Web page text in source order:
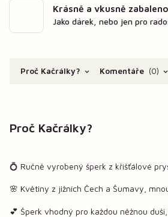
Krásně a vkusně zabaleno
Jako dárek, nebo jen pro
Proč Kačrálky? Komentáře 0
Proč Kačrálky?
💍 Ručně vyrobený šperk z křišťálové
🌸 Květiny z jižních Čech a Šumavy,
💕 Šperk vhodný pro každou něžnou